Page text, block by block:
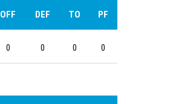
OFF DEF TO PF
0 0 0 0